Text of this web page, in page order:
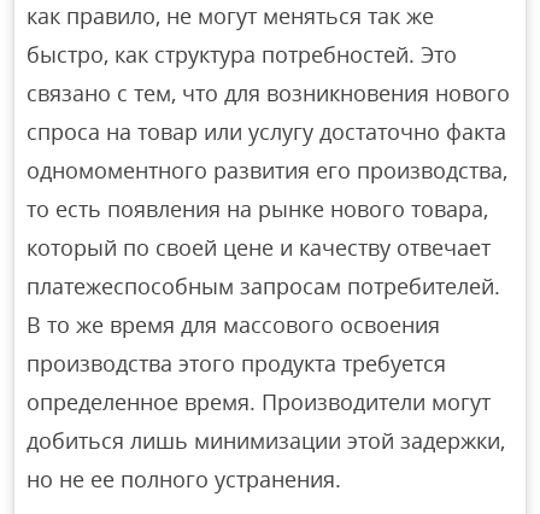
как правило, не могут меняться так же
быстро, как структура потребностей. Это
связано с тем, что для возникновения нового
спроса на товар или услугу достаточно факта
одномоментного развития его производства,
то есть появления на рынке нового товара,
который по своей цене и качеству отвечает
платежеспособным запросам потребителей.
В то же время для массового освоения
производства этого продукта требуется
определенное время. Производители могут
добиться лишь минимизации этой задержки,
но не ее полного устранения.